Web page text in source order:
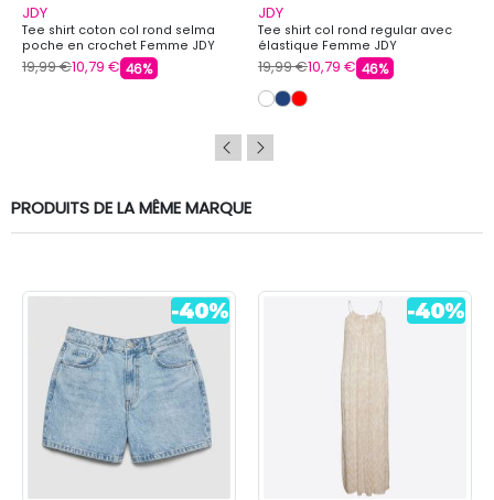
JDY
Tee shirt coton col rond selma
poche en crochet Femme JDY
19,99 €10,79 € 46%
JDY
Tee shirt col rond regular avec
élastique Femme JDY
19,99 €10,79 € 46%
PRODUITS DE LA MÊME MARQUE